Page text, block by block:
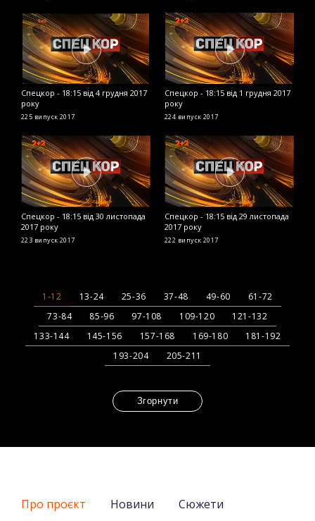
Спецкор - 18:15 від 4 грудня 2017
року
225 випуск 2017
Спецкор - 18:15 від 1 грудня 2017
року
224 випуск 2017
Спецкор - 18:15 від 30 листопада
2017 року
223 випуск 2017
Спецкор - 18:15 від 29 листопада
2017 року
222 випуск 2017
1-12 13-24 25-36 37-48 49-60
61-72
73-84
85-96 97-108 109-120
121-132
133-144
145-156 157-168 169-180
181-192
193-204
205-211
Згорнути
Про проєкт Новини
Сюжети